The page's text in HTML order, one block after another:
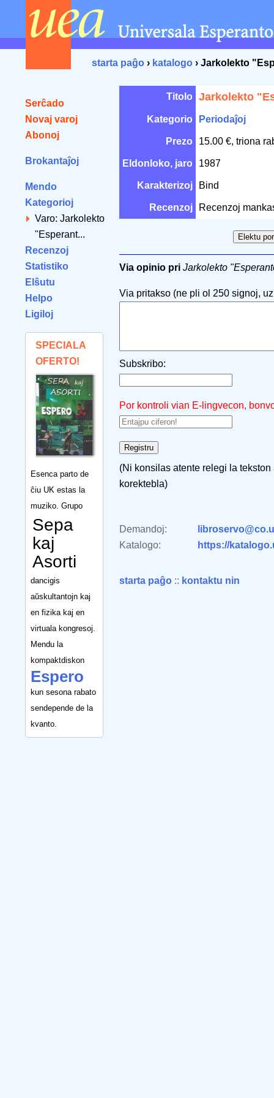
starta paĝo › katalogo › Jarkolekto
Serĉado
Novaj varoj
Abonoj
Brokantaĵoj
Mendo
Kategorioj
Varo: Jarkolekto
"Esperant...
Recenzoj
Statistiko
Elŝutu
Helpo
Ligiloj
SPECIALA
OFERTO!
Esenca parto de
ĉiu UK estas la
muziko. Grupo
Sepa
kaj
Asorti
dancigis
aŭskultantojn kaj
en fizika kaj en
virtuala kongresoj.
Mendu la
kompaktdiskon
Espero
kun sesona rabato
sendepende de la
kvanto.
Titolo Jarkolekto
Kategorio Periodaĵoj
Prezo 15.00 €, triona
Eldonloko, jaro 1987
Karakterizoj Bind
Recenzoj Recenzoj
Via opinio pri Jarkolekto
Via pritakso (ne pli ol 250 signoj,
Subskribo:
Por kontroli vian E-lingvecon,
(Ni konsilas atente relegi la
korektebla)
Demandoj:
Katalogo:
https://
starta paĝo :: kontaktu nin